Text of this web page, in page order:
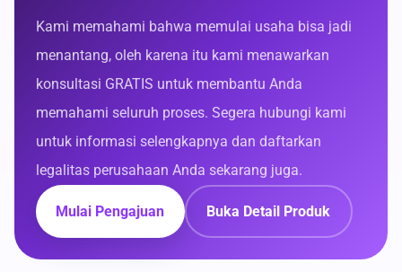
Kami memahami bahwa memulai usaha bisa jadi
menantang, oleh karena itu kami menawarkan
konsultasi GRATIS untuk membantu Anda
memahami seluruh proses. Segera hubungi kami
untuk informasi selengkapnya dan daftarkan
legalitas perusahaan Anda sekarang juga.
Mulai Pengajuan Buka Detail Produk